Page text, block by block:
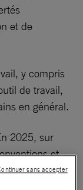
et de
y compris
de travail,
en général.
2025, sur
et
eux ontsans accepter